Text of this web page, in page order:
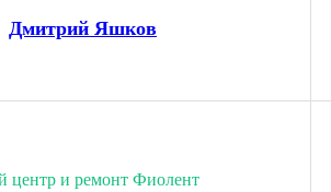
Дмитрий Яшков
центр и ремонт Фиолент